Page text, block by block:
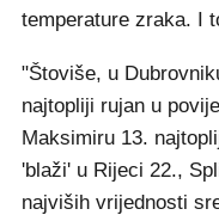
temperature zraka. I
"Štoviše, u
najtopliji rujan u
Maksimiru 13.
'blaži' u Rijeci 22.,
najviših vrijednosti